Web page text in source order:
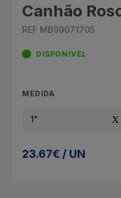
Canhão
REF MB99071705
DISPONÍVEL
MEDIDA
1"
23.67€ / UN